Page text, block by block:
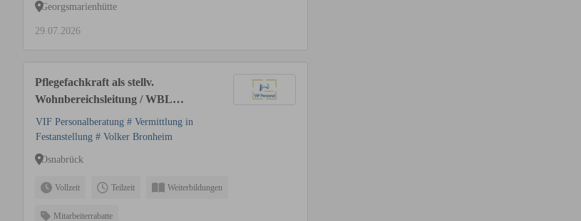
Georgsmarienhütte
29.07.2026
Pflegefachkraft als stellv.
Wohnbereichsleitung / WBL
(m/w/d) bis 67.000 € | Raum
Osnabrück
VIF Personalberatung # Vermittlung in
Festanstellung # Volker Bronheim
Osnabrück
Vollzeit Teilzeit Weiterbildungen
Mitarbeiterrabatte